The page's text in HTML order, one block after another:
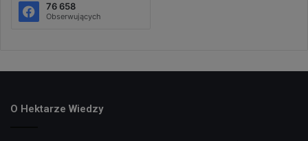
76 658
Obserwujących
O Hektarze Wiedzy